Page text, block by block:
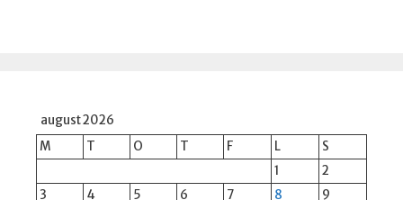
august 2026
M
T O T F L
S
1
2
3
4 5 6 7 8 9